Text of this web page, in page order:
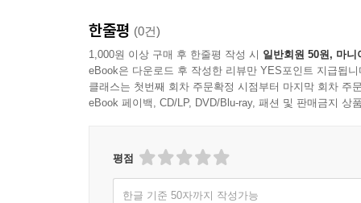
한줄평 (0건)
1,000원 이상 구매 후 한줄평 작성 시 일반회원 50원, 마니
eBook은 다운로드 후 작성한 리뷰만 YES포인트 지급됩니
클래스는 첫번째 회차 주문확정 시점부터 마지막 회차 주
eBook 페이백, CD/LP, DVD/Blu-ray, 패션 및 판매금지 상
평점
한글 기준 50자까지 작성가능